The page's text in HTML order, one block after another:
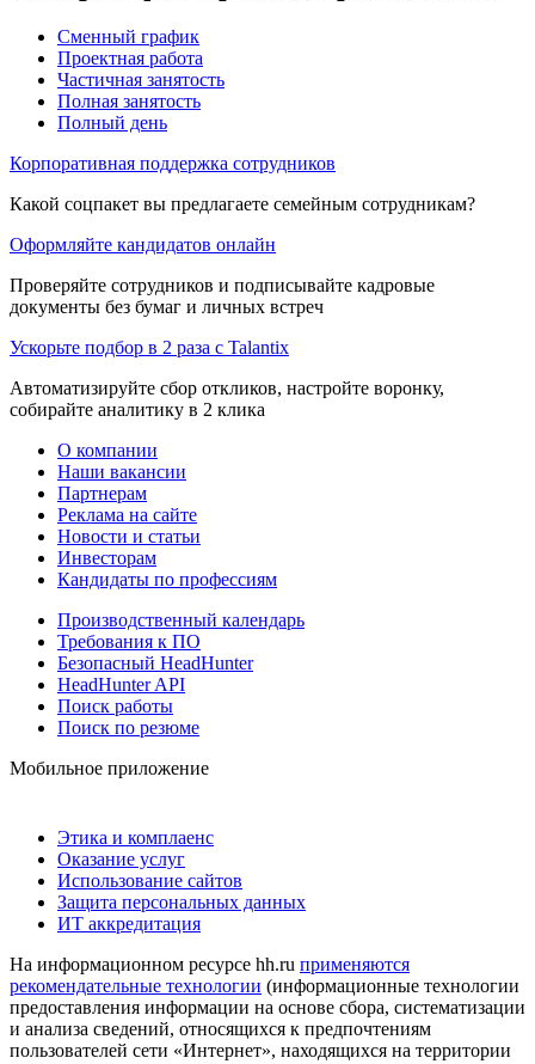
Сменный график
Проектная работа
Частичная занятость
Полная занятость
Полный день
Корпоративная поддержка сотрудников
Какой соцпакет вы предлагаете семейным сотрудникам?
Оформляйте кандидатов онлайн
Проверяйте сотрудников и подписывайте кадровые
документы без бумаг и личных встреч
Ускорьте подбор в 2 раза с Talantix
Автоматизируйте сбор откликов, настройте воронку,
собирайте аналитику в 2 клика
О компании
Наши вакансии
Партнерам
Реклама на сайте
Новости и статьи
Инвесторам
Кандидаты по профессиям
Производственный календарь
Требования к ПО
Безопасный HeadHunter
HeadHunter API
Поиск работы
Поиск по резюме
Мобильное приложение
Этика и комплаенс
Оказание услуг
Использование сайтов
Защита персональных данных
ИТ аккредитация
На информационном ресурсе hh.ru применяются
рекомендательные технологии (информационные технологии
предоставления информации на основе сбора, систематизации
и анализа сведений, относящихся к предпочтениям
пользователей сети «Интернет», находящихся на территории